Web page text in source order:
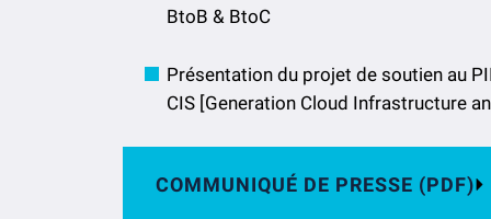
BtoB & BtoC
Présentation du projet de soutien au
CIS [Generation Cloud Infrastructure
COMMUNIQUÉ DE PRESSE (PDF)